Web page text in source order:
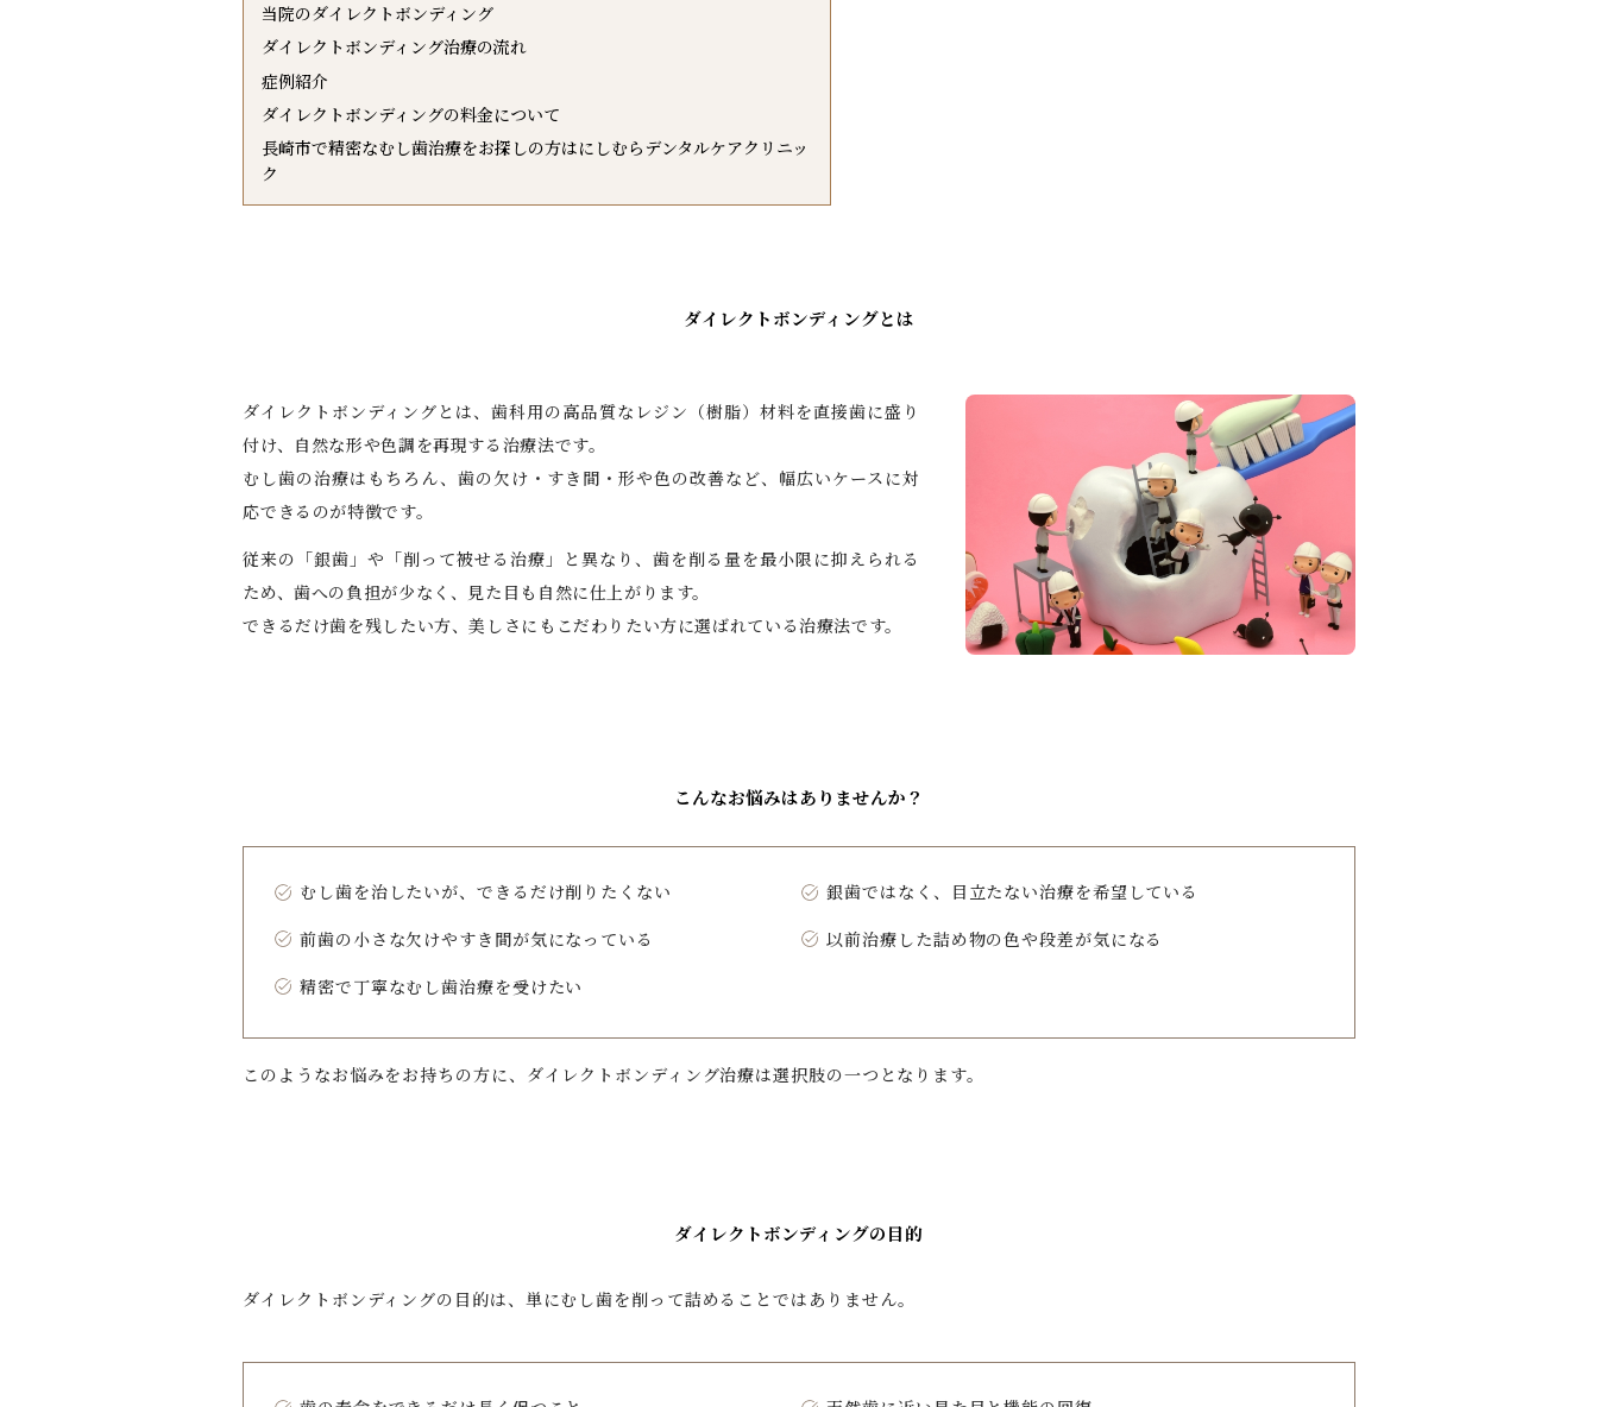
当院のダイレクトボンディング
ダイレクトボンディング治療の流れ
症例紹介
ダイレクトボンディングの料金について
長崎市で精密なむし歯治療をお探しの方はにしむらデンタルケアクリニッ
ク
ダイレクトボンディングとは
ダイレクトボンディングとは、歯科用の高品質なレジン（樹脂）材料を直接歯に盛り
付け、自然な形や色調を再現する治療法です。
むし歯の治療はもちろん、歯の欠け・すき間・形や色の改善など、幅広いケースに対
応できるのが特徴です。
従来の「銀歯」や「削って被せる治療」と異なり、歯を削る量を最小限に抑えられる
ため、歯への負担が少なく、見た目も自然に仕上がります。
できるだけ歯を残したい方、美しさにもこだわりたい方に選ばれている治療法です。
こんなお悩みはありませんか？
むし歯を治したいが、できるだけ削りたくない
銀歯ではなく、目立たない治療を希望している
前歯の小さな欠けやすき間が気になっている
以前治療した詰め物の色や段差が気になる
精密で丁寧なむし歯治療を受けたい
このようなお悩みをお持ちの方に、ダイレクトボンディング治療は選択肢の一つとなります。
ダイレクトボンディングの目的
ダイレクトボンディングの目的は、単にむし歯を削って詰めることではありません。